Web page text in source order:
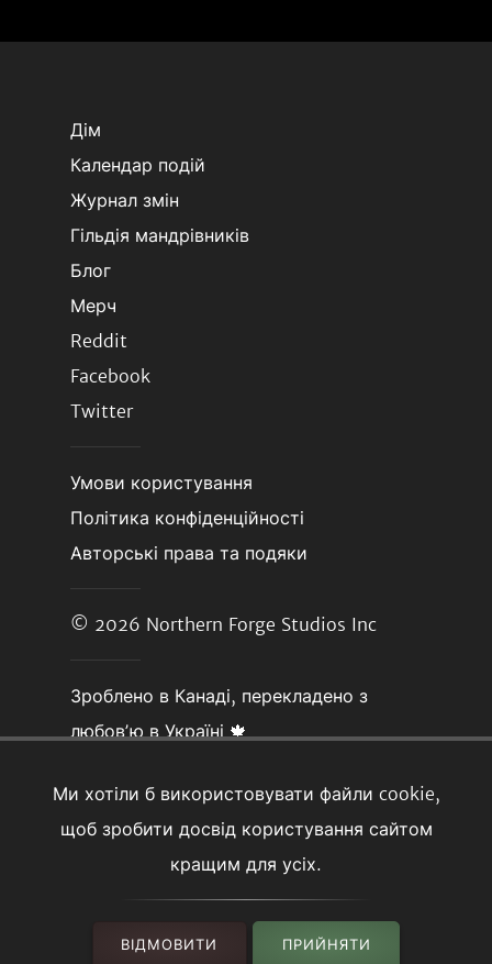
Ми хотіли б використовувати файли cookie,
щоб зробити досвід користування сайтом
кращим для усіх.
ВІДМОВИТИ ПРИЙНЯТИ
Дім
Календар подій
Журнал змін
Гільдія мандрівників
Блог
Мерч
Reddit
Facebook
Twitter
Умови користування
Політика конфіденційності
Авторські права та подяки
© 2026 Northern Forge Studios Inc
Зроблено в Канаді, перекладено з
любовʼю в Україні 🍁